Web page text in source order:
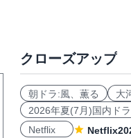
クローズアップ
朝ドラ:風、薫る 大
2026年夏(7月)国内ド
Netflix